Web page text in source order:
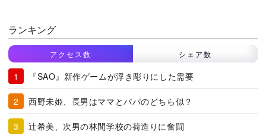
ランキング
アクセス数 シェア数
『SAO』新作ゲームが浮き彫りにした需要
西野未姫、長男はママとパパのどちら似？
辻希美、次男の林間学校の荷造りに奮闘